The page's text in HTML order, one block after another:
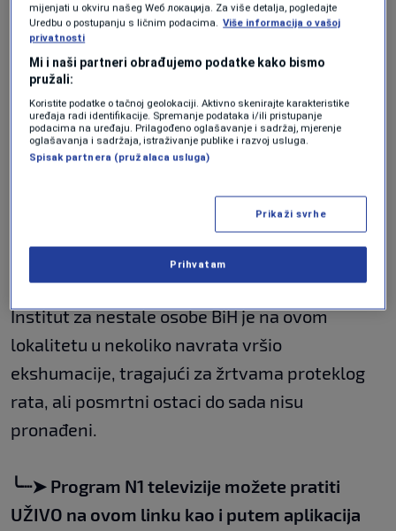
"Po izlasku na teren utvrđeno je da se radi o
ljudskim posmrtnim ostacima koji pripadaju
najmanje dvjema osobama, te je o svemu
obaviješteno Tužilaštvo BiH, kako bi se u što
kraćem roku izdejstvovala naredba za
Do tada posmrtne ostatke koji su otkriveni
osigurava lokalna policija.
Institut za nestale osobe BiH je na ovom
lokalitetu u nekoliko navrata vršio
ekshumacije, tragajući za žrtvama proteklog
rata, ali posmrtni ostaci do sada nisu
pronađeni.
╰┈➤ Program N1 televizije možete pratiti
UŽIVO na ovom linku kao i putem aplikacija
mijenjati u okviru našeg Wеб локација. Za više detalja, pogledajte
Uredbu o postupanju s ličnim podacima. Više informacija o vašoj
privatnosti
Mi i naši partneri obrađujemo podatke kako bismo
pružali:
Koristite podatke o tačnoj geolokaciji. Aktivno skenirajte karakteristike
uređaja radi identifikacije. Spremanje podataka i/ili pristupanje
podacima na uređaju. Prilagođeno oglašavanje i sadržaj, mjerenje
oglašavanja i sadržaja, istraživanje publike i razvoj usluga.
Spisak partnera (pružalaca usluga)
Prikaži svrhe
Prihvatam